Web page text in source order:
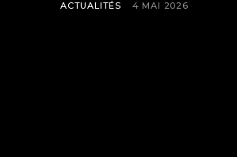
ACTUALITÉS 4 MAI 2026